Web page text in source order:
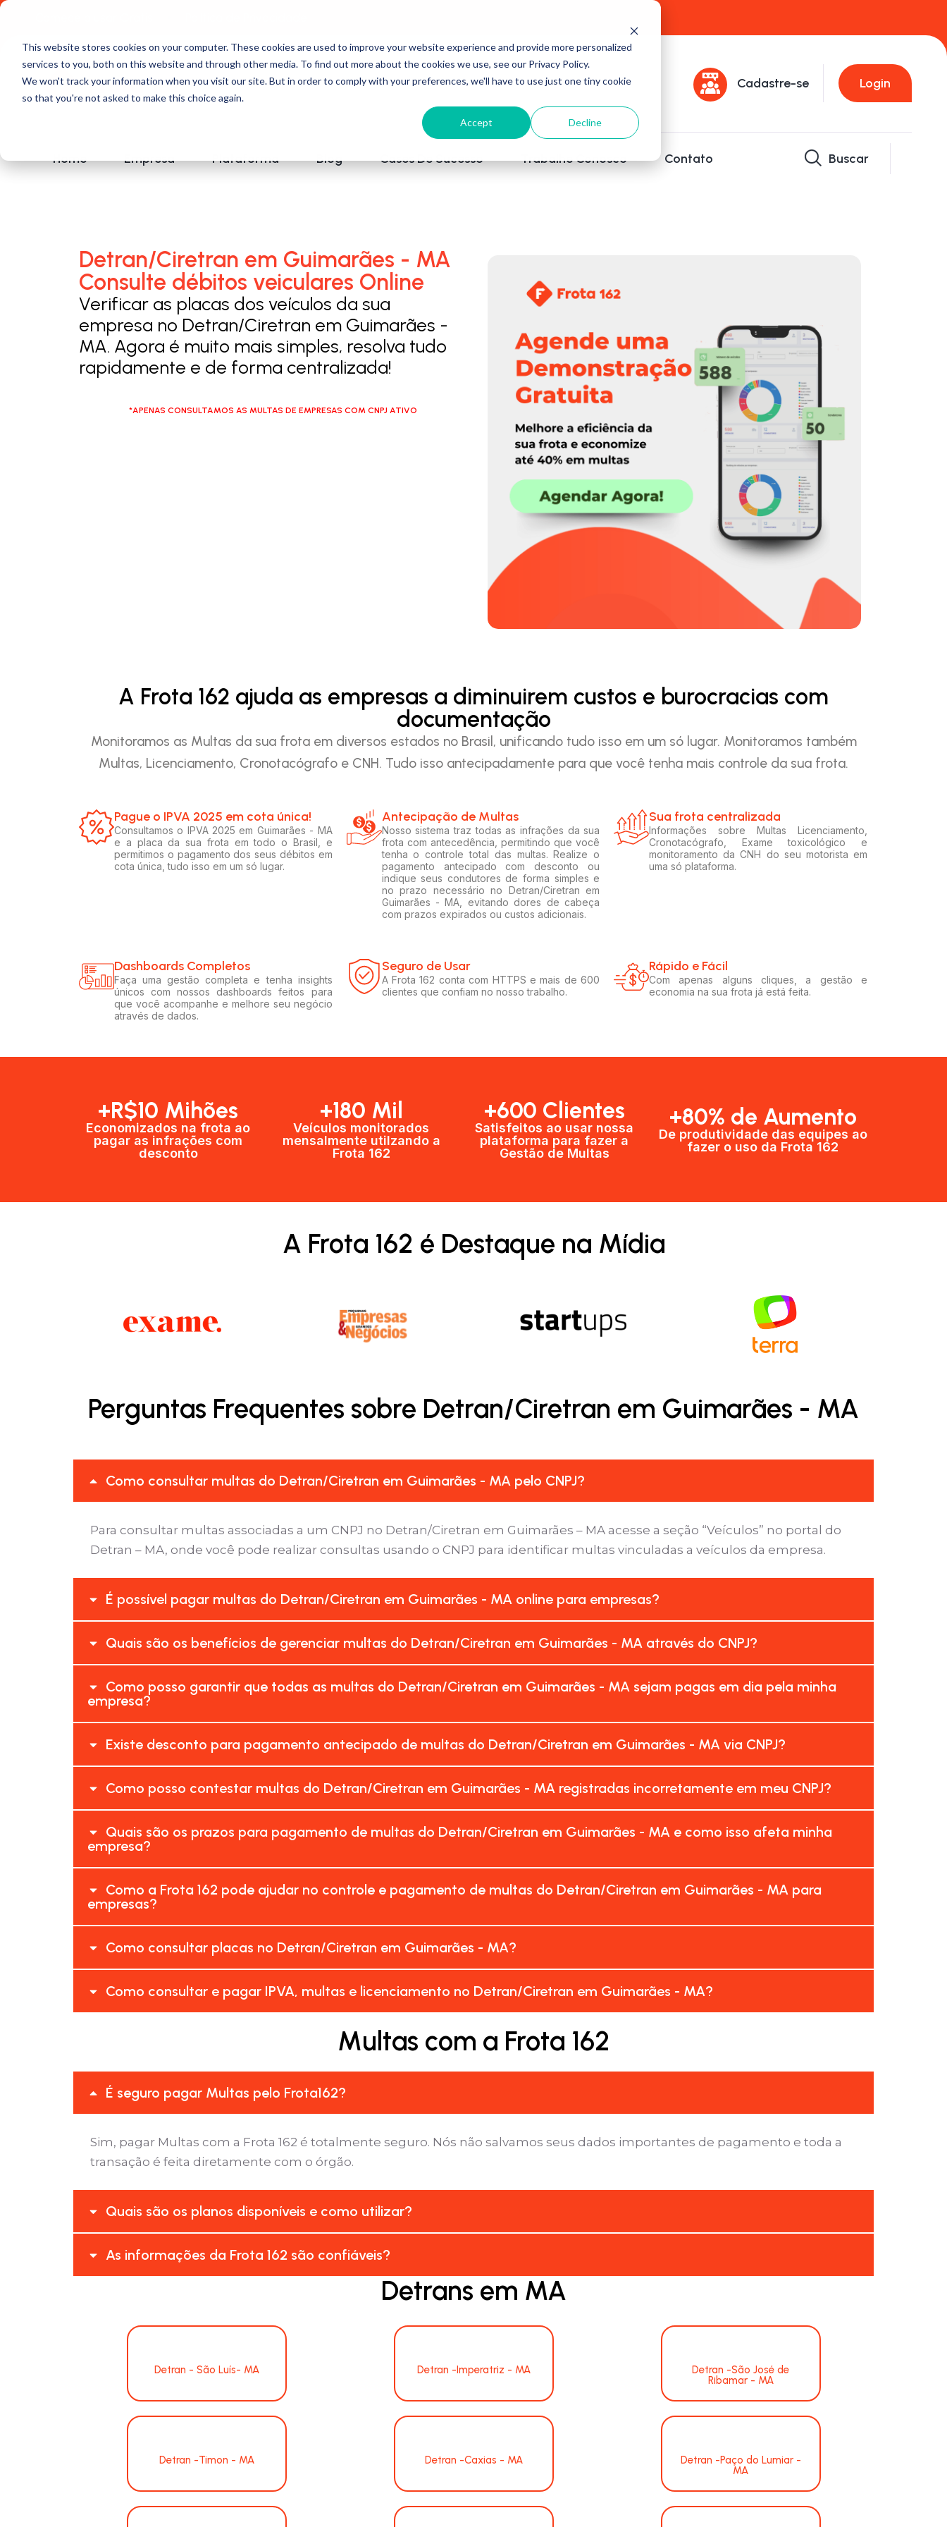
This website stores cookies on your computer. These cookies are used to improve your website experience and provide more personalized
services to you, both on this website and through other media. To find out more about the cookies we use, see our Privacy Policy.
We won't track your information when you visit our site. But in order to comply with your preferences, we'll have to use just one tiny cookie
so that you're not asked to make this choice again.
Accept Decline
Cadastre-se Login
Home Empresa Plataforma Blog Cases De Sucesso Trabalhe Conosco Contato Buscar
Detran/Ciretran em Guimarães - MA
Consulte débitos veiculares Online
Verificar as placas dos veículos da sua
empresa no Detran/Ciretran em Guimarães -
MA. Agora é muito mais simples, resolva tudo
rapidamente e de forma centralizada!
*APENAS CONSULTAMOS AS MULTAS DE EMPRESAS COM CNPJ ATIVO
A Frota 162 ajuda as empresas a diminuirem custos e burocracias com
documentação
Monitoramos as Multas da sua frota em diversos estados no Brasil, unificando tudo isso em um só lugar. Monitoramos também
Multas, Licenciamento, Cronotacógrafo e CNH. Tudo isso antecipadamente para que você tenha mais controle da sua frota.
Pague o IPVA 2025 em cota única!​
Consultamos o IPVA 2025 em Guimarães - MA
e a placa da sua frota em todo o Brasil, e
permitimos o pagamento dos seus débitos em
cota única, tudo isso em um só lugar.
Antecipação de Multas
Nosso sistema traz todas as infrações da sua
frota com antecedência, permitindo que você
tenha o controle total das multas. Realize o
pagamento antecipado com desconto ou
indique seus condutores de forma simples e
no prazo necessário no Detran/Ciretran em
Guimarães - MA, evitando dores de cabeça
com prazos expirados ou custos adicionais.
Sua frota centralizada​
Informações sobre Multas Licenciamento,
Cronotacógrafo, Exame toxicológico e
monitoramento da CNH do seu motorista em
uma só plataforma.
Dashboards Completos​​
Faça uma gestão completa e tenha insights
únicos com nossos dashboards feitos para
que você acompanhe e melhore seu negócio
através de dados.
Seguro de Usar​
A Frota 162 conta com HTTPS e mais de 600
clientes que confiam no nosso trabalho.
Rápido e Fácil​
Com apenas alguns cliques, a gestão e
economia na sua frota já está feita.
+R$10 Mihões
Economizados na frota ao
pagar as infrações com
desconto
+180 Mil
Veículos monitorados
mensalmente utilzando a
Frota 162
+600 Clientes​
Satisfeitos ao usar nossa
plataforma para fazer a
Gestão de Multas​
+80% de Aumento
De produtividade das equipes ao
fazer o uso da Frota 162​
A Frota 162 é Destaque na Mídia
Perguntas Frequentes sobre Detran/Ciretran em Guimarães - MA
Como consultar multas do Detran/Ciretran em Guimarães - MA pelo CNPJ?
Para consultar multas associadas a um CNPJ no Detran/Ciretran em Guimarães – MA acesse a seção “Veículos” no portal do
Detran – MA, onde você pode realizar consultas usando o CNPJ para identificar multas vinculadas a veículos da empresa.
É possível pagar multas do Detran/Ciretran em Guimarães - MA online para empresas?
Quais são os benefícios de gerenciar multas do Detran/Ciretran em Guimarães - MA através do CNPJ?
Como posso garantir que todas as multas do Detran/Ciretran em Guimarães - MA sejam pagas em dia pela minha
empresa?
Existe desconto para pagamento antecipado de multas do Detran/Ciretran em Guimarães - MA via CNPJ?
Como posso contestar multas do Detran/Ciretran em Guimarães - MA registradas incorretamente em meu CNPJ?
Quais são os prazos para pagamento de multas do Detran/Ciretran em Guimarães - MA e como isso afeta minha
empresa?
Como a Frota 162 pode ajudar no controle e pagamento de multas do Detran/Ciretran em Guimarães - MA para
empresas?
Como consultar placas no Detran/Ciretran em Guimarães - MA?
Como consultar e pagar IPVA, multas e licenciamento no Detran/Ciretran em Guimarães - MA?
Multas com a Frota 162
É seguro pagar Multas pelo Frota162?
Sim, pagar Multas com a Frota 162 é totalmente seguro. Nós não salvamos seus dados importantes de pagamento e toda a
transação é feita diretamente com o órgão.
Quais são os planos disponíveis e como utilizar?
As informações da Frota 162 são confiáveis?
Detrans em MA
Detran - São Luís- MA Detran -Imperatriz - MA
Detran -São José de
Ribamar - MA
Detran -Timon - MA Detran -Caxias - MA
Detran -Paço do Lumiar -
MA